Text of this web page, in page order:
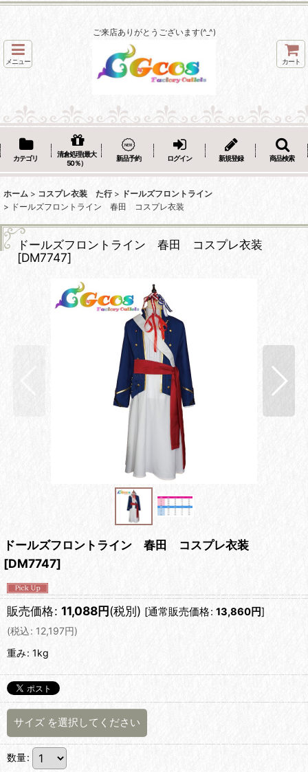
ご来店ありがとうございます(^_^)
メニュー カート
カテゴリ
清倉処理(最大
50％）
新品予約 ログイン 新規登録 商品検索
ホーム > コスプレ衣装 た行 > ドールズフロントライン
> ドールズフロントライン 春田 コスプレ衣装
ドールズフロントライン 春田 コスプレ衣装
[DM7747]
ドールズフロントライン 春田 コスプレ衣装
[DM7747]
販売価格: 11,088円(税別) [通常販売価格: 13,860円]
(税込: 12,197円)
重み: 1kg
サイズ を選択してください
数量: